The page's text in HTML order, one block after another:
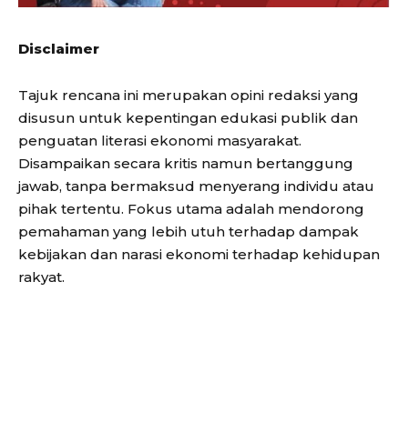
Disclaimer
Tajuk rencana ini merupakan opini redaksi yang
disusun untuk kepentingan edukasi publik dan
penguatan literasi ekonomi masyarakat.
Disampaikan secara kritis namun bertanggung
jawab, tanpa bermaksud menyerang individu atau
pihak tertentu. Fokus utama adalah mendorong
pemahaman yang lebih utuh terhadap dampak
kebijakan dan narasi ekonomi terhadap kehidupan
rakyat.